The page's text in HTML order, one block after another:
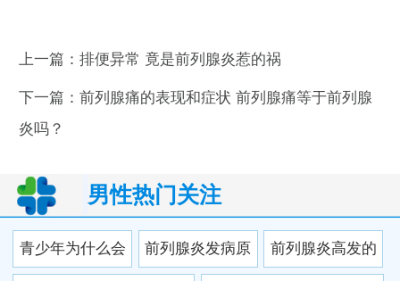
上一篇： 排便异常 竟是前列腺炎惹的祸
下一篇： 前列腺痛的表现和症状 前列腺痛等于前列腺
炎吗？
男性热门关注
青少年为什么会 前列腺炎发病原 前列腺炎高发的